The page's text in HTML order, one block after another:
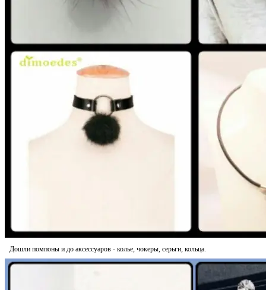
Дошли помпоны и до аксессуаров - колье, чокеры, серьги, кольца.